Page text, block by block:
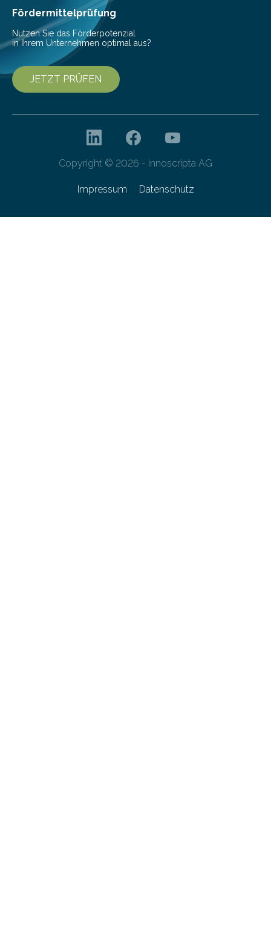
bis 16:00 Uhr, ein virtuelles Partnering Event zum
Forschungsprogramm „Datenrekonstruktion…
Fördermittelprüfung
Nutzen Sie das Förderpotenzial
in Ihrem Unternehmen optimal aus?
JETZT PRÜFEN
Copyright © 2026 - innoscripta AG
Impressum Datenschutz